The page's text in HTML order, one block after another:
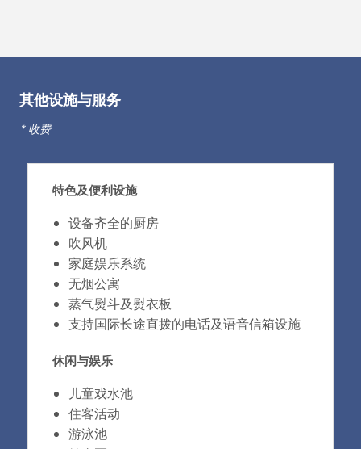
其他设施与服务
* 收费
特色及便利设施
设备齐全的厨房
吹风机
家庭娱乐系统
无烟公寓
蒸气熨斗及熨衣板
支持国际长途直拨的电话及语音信箱设施
休闲与娱乐
儿童戏水池
住客活动
游泳池